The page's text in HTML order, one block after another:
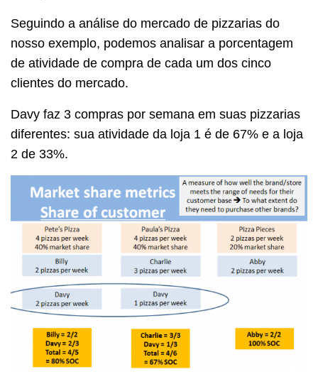
Seguindo a análise do mercado de pizzarias do
nosso exemplo, podemos analisar a porcentagem
de atividade de compra de cada um dos cinco
clientes do mercado.
Davy faz 3 compras por semana em suas pizzarias
diferentes: sua atividade da loja 1 é de 67% e a loja
2 de 33%.